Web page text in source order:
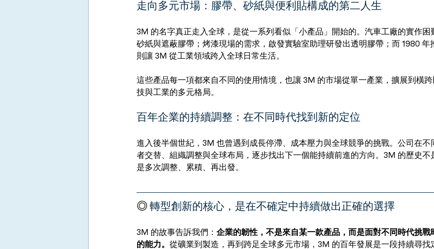
走向多元市場：膠帶、砂紙與便利貼構成的第二人生
3M 的名字真正走入全球，是從一系列看似「小產品」開始的。汽車工廠的實作困
砂紙與遮蔽膠帶；烤漆現場的需求，啟發實驗室助理研發出透明膠帶；而 1980 年
則讓 3M 從工業領域跨入全球日常生活。
這些產品每一項都來自不同的使用情境，也讓 3M 的市場從單一產業，擴展到橫
技與工業的多元格局。
百年企業的持續調整：在不同時代找到新的定位
進入後半個世紀，3M 也曾遇到成長停滯、成本壓力與全球競爭的挑戰。公司在不
者交替、組織調整與全球布局，逐步找出下一個能持續前進的方向。3M 的歷史不
是多次調整、累積、再出發。
◎ 轉型創新的核心，是在不確定中持續做出正確的選擇
3M 的故事告訴我們： 企業的韌性，不是來自某一款產品，而是面對不同時代挑戰
的能力。 從礦業到製造，再到跨足全球多元市場，3M 的百年發展是一段持續尋找